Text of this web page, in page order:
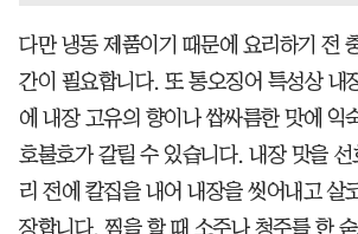
다만 냉동 제품이기 때문에 요리하기 전
간이 필요합니다. 또 통오징어 특성상 내
에 내장 고유의 향이나 쌉싸름한 맛에 익
호불호가 갈릴 수 있습니다. 내장 맛을
리 전에 칼집을 내어 내장을 씻어내고 살
장합니다. 찜을 할 때 소주나 청주를 한